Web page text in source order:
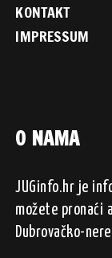
KONTAKT
IMPRESSUM
O NAMA
JUGinfo.hr je
možete pronaći
Dubrovačko-